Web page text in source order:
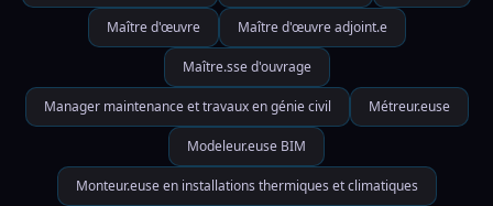
Maître d'œuvre Maître d'œuvre adjoint.e
Maître.sse d'ouvrage
Manager maintenance et travaux en génie civil Métreur.euse
Modeleur.euse BIM
Monteur.euse en installations thermiques et climatiques